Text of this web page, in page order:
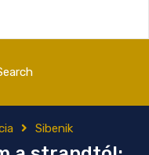
Sibenik